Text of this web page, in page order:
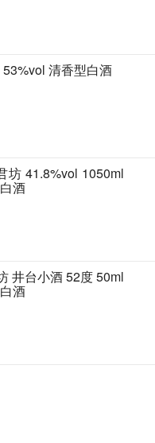
清香型白酒
坊 41.8%vol 1050ml
酒
井台小酒 52度 50ml
酒